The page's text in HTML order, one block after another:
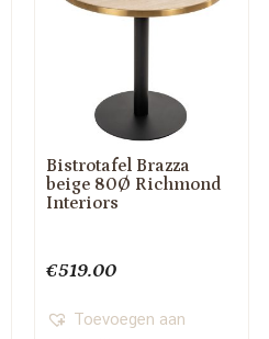
Bistrotafel Brazza
beige 80Ø Richmond
Interiors
€519.00
Toevoegen aan